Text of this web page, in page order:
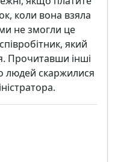
коли вона взяла
не змогли це
який
Прочитавши інші
людей скаржилися